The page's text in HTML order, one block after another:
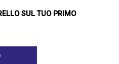
SUL TUO PRIMO